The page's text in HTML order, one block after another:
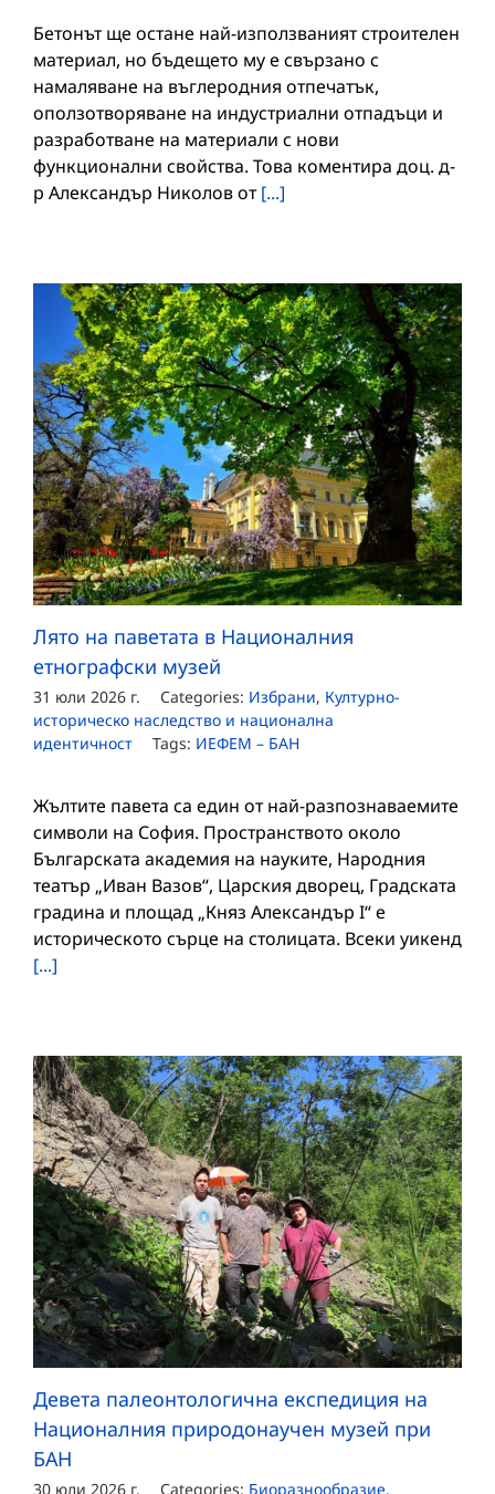
Бетонът ще остане най-използваният строителен
материал, но бъдещето му е свързано с
намаляване на въглеродния отпечатък,
оползотворяване на индустриални отпадъци и
разработване на материали с нови
функционални свойства. Това коментира доц. д-
р Александър Николов от[...]
Лято на паветата в Националния
етнографски музей
31 юли 2026 г. Categories: Избрани, Културно-
историческо наследство и национална
идентичност
Tags: ИЕФЕМ – БАН
Жълтите павета са един от най-разпознаваемите
символи на София. Пространството около
Българската академия на науките, Народния
театър „Иван Вазов“, Царския дворец, Градската
градина и площад „Княз Александър I“ е
историческото сърце на столицата. Всеки уикенд
[...]
Девета палеонтологична експедиция на
Националния природонаучен музей при
БАН
30 юли 2026 г. Categories: Биоразнообразие,